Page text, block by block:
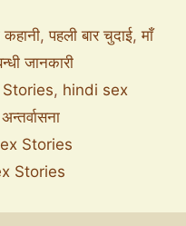
,पहली बार चुदाई,माँ
जानकारी
, hindi sex
अन्तर्वासना
Stories
Stories